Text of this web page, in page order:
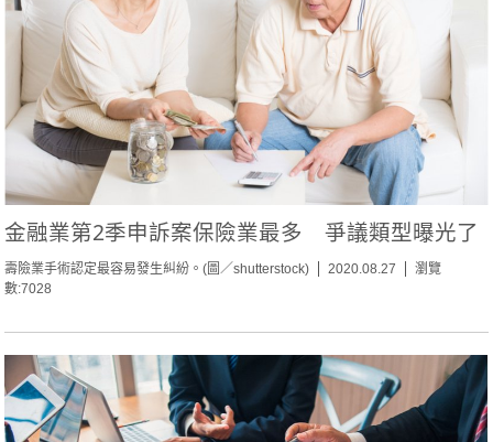
金融業第2季申訴案保險業最多 爭議類型曝光了
壽險業手術認定最容易發生糾紛。(圖／shutterstock) 2020.08.27
瀏覽
數:7028